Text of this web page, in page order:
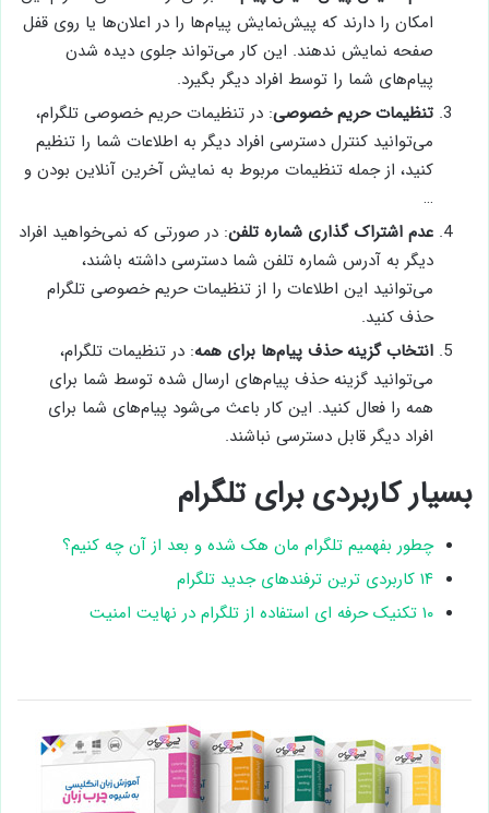
امکان را دارند که پیش‌نمایش پیام‌ها را در اعلان‌ها یا روی قفل
صفحه نمایش ندهند. این کار می‌تواند جلوی دیده شدن
پیام‌های شما را توسط افراد دیگر بگیرد.
تنظیمات حریم خصوصی: در تنظیمات حریم خصوصی تلگرام،
می‌توانید کنترل دسترسی افراد دیگر به اطلاعات شما را تنظیم
کنید، از جمله تنظیمات مربوط به نمایش آخرین آنلاین بودن و
…
عدم اشتراک گذاری شماره تلفن: در صورتی که نمی‌خواهید افراد
دیگر به آدرس شماره تلفن شما دسترسی داشته باشند،
می‌توانید این اطلاعات را از تنظیمات حریم خصوصی تلگرام
حذف کنید.
انتخاب گزینه حذف پیام‌ها برای همه: در تنظیمات تلگرام،
می‌توانید گزینه حذف پیام‌های ارسال شده توسط شما برای
همه را فعال کنید. این کار باعث می‌شود پیام‌های شما برای
افراد دیگر قابل دسترسی نباشند.
بسیار کاربردی برای تلگرام
چطور بفهمیم تلگرام مان هک شده و بعد از آن چه کنیم؟
۱۴ کاربردی ترین ترفندهای جدید تلگرام
۱۰ تکنیک حرفه ای استفاده از تلگرام در نهایت امنیت